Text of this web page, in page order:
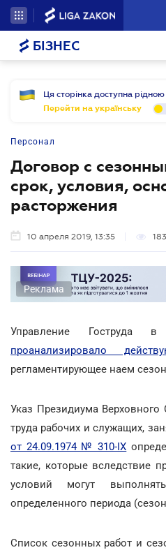
БІЗНЕС
Ця сторінка доступна
Перейти на українську
Персонал
Договор с
срок, условия,
расторжения
10 апреля 2019, 13:35
Реклама
Управление Гоструда в
проанализировало
регламентирующее наем
Указ Президиума
труда рабочих и служащих,
от 24.09.1974 № 310-ІХ
такие, которые вследствие
условий могут
определенного периода
Список сезонных работ и